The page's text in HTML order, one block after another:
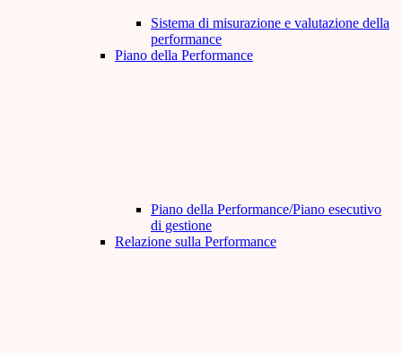
Sistema di misurazione e valutazione della
performance
Piano della Performance
Piano della Performance/Piano esecutivo
di gestione
Relazione sulla Performance